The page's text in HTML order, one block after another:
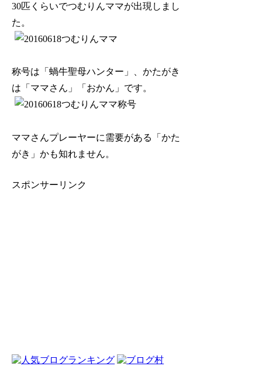
30匹くらいでつむりんママが出現しまし
た。
称号は「蝸牛聖母ハンター」、かたがき
は「ママさん」「おかん」です。
ママさんプレーヤーに需要がある「かた
がき」かも知れません。
スポンサーリンク